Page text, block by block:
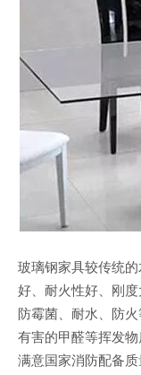
玻璃钢家具较传统
好、耐火性好、刚度
防霉菌、耐水、防
有害的甲醛等挥发
满意国家消防配备质